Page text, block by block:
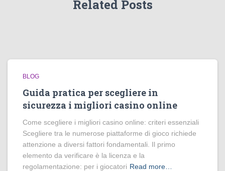
Related Posts
BLOG
Guida pratica per scegliere in
sicurezza i migliori casino online
Come scegliere i migliori casino online: criteri essenziali
Scegliere tra le numerose piattaforme di gioco richiede
attenzione a diversi fattori fondamentali. Il primo
elemento da verificare è la licenza e la
regolamentazione: per i giocatori Read more…